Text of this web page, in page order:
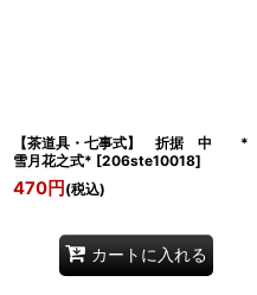
【茶道具・七事式】 折据 中 *
雪月花之式* [206ste10018]
470円 (税込)
カートに入れる